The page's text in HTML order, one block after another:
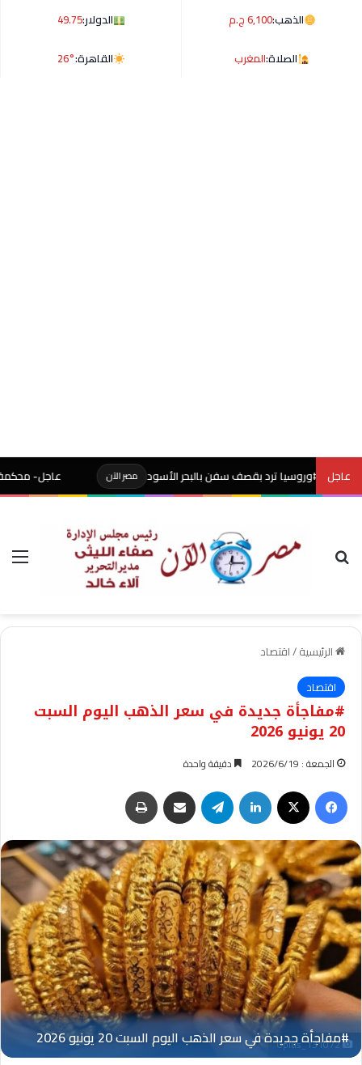
الذهب:6,100 ج.م الدولار:49.75
الصلاة:المغرب القاهرة:26°
عاجلترد بقصف سفن بالبحر الأسود مصر الآن عاجل- محكمة أميركية توقف
بحث عن
الرئيسية/اقتصاد
اقتصاد
#مفاجأة جديدة في سعر الذهب اليوم السبت
20 يونيو 2026
الجمعة : 2026/6/19 دقيقة واحدة
فيسبوك لينكدإن تيلقرام مشاركة عبر البريد
Oplus_131072